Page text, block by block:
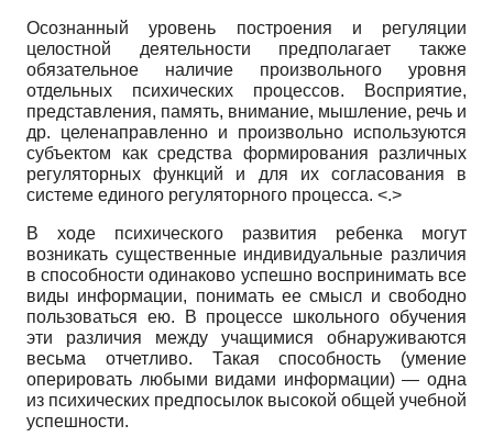
Осознанный уровень построения и регуляции
целостной деятельности предполагает также
обязательное наличие произвольного уровня
отдельных психических процессов. Восприятие,
представления, память, внимание, мышление, речь и
др. целенаправленно и произвольно используются
субъектом как средства формирования различных
регуляторных функций и для их согласования в
системе единого регуляторного процесса. <.>
В ходе психического развития ребенка могут
возникать существенные индивидуальные различия
в способности одинаково успешно воспринимать все
виды информации, понимать ее смысл и свободно
пользоваться ею. В процессе школьного обучения
эти различия между учащимися обнаруживаются
весьма отчетливо. Такая способность (умение
оперировать любыми видами информации) — одна
из психических предпосылок высокой общей учебной
успешности.